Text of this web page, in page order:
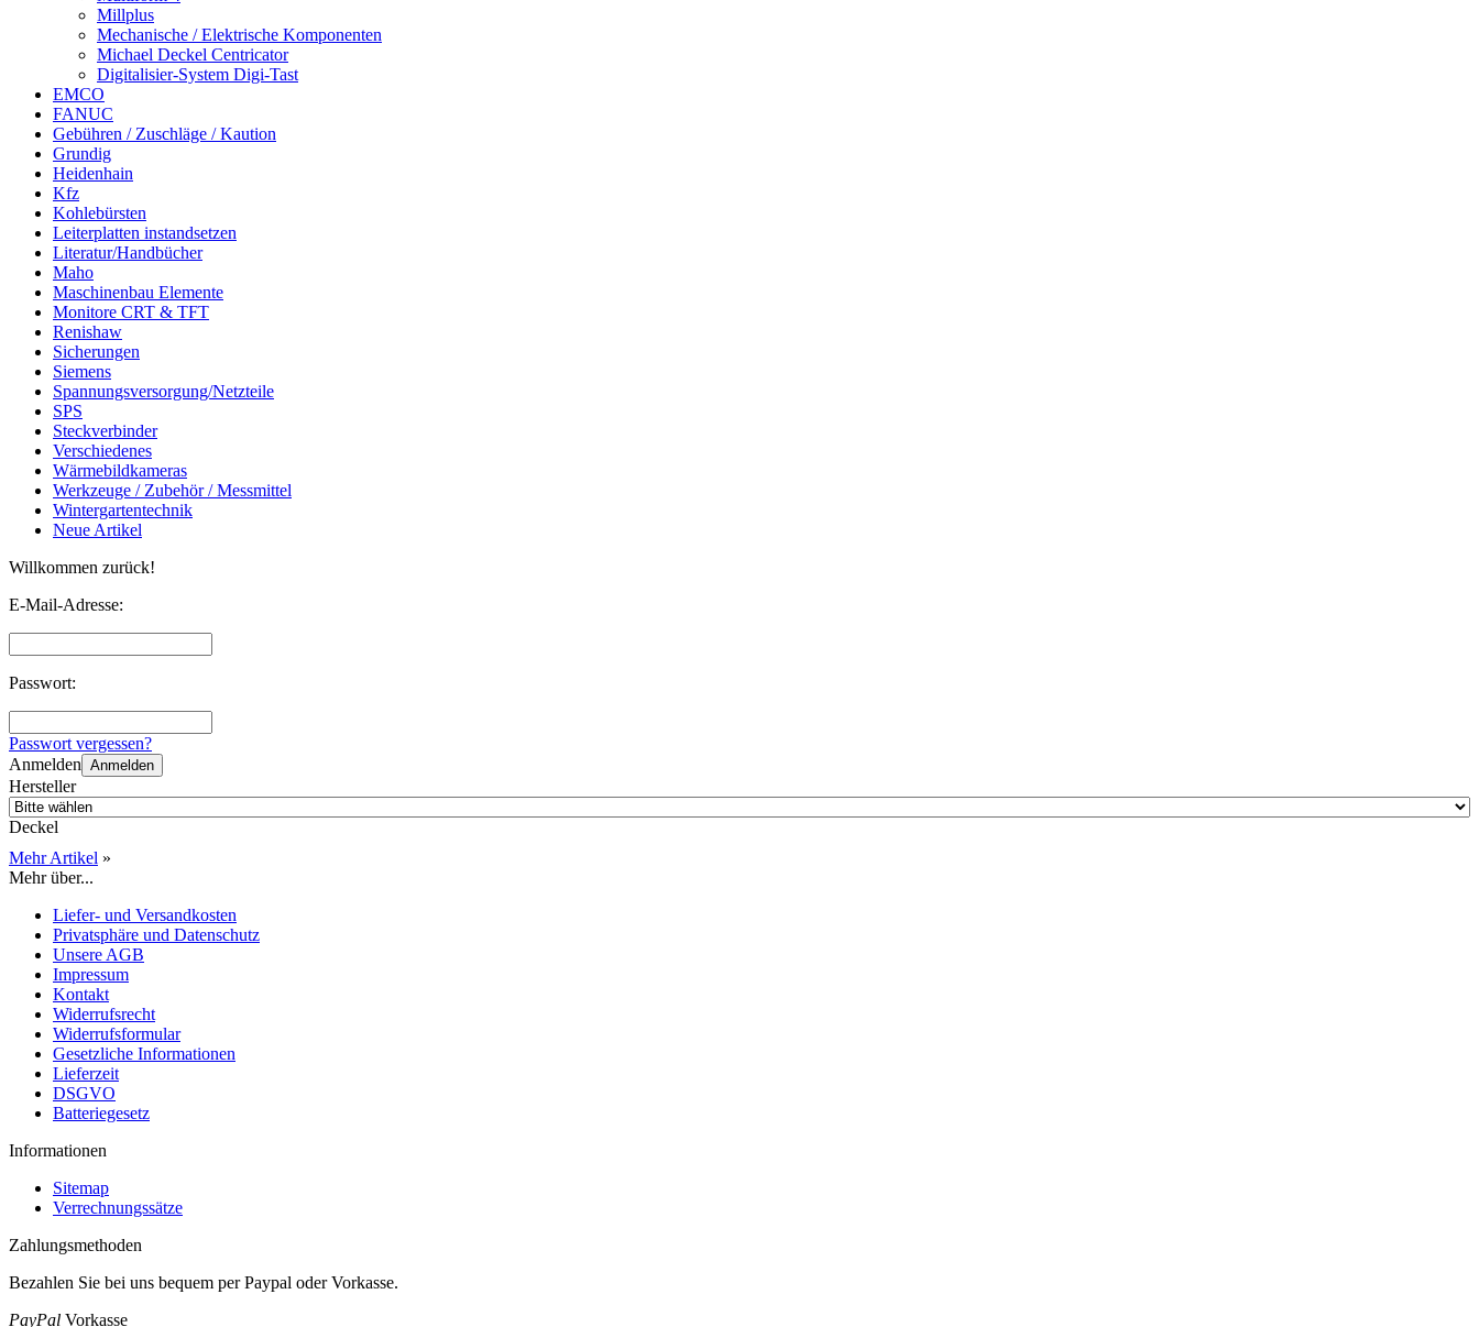
Millplus
Mechanische / Elektrische Komponenten
Michael Deckel Centricator
Digitalisier-System Digi-Tast
EMCO
FANUC
Gebühren / Zuschläge / Kaution
Grundig
Heidenhain
Kfz
Kohlebürsten
Leiterplatten instandsetzen
Literatur/Handbücher
Maho
Maschinenbau Elemente
Monitore CRT & TFT
Renishaw
Sicherungen
Siemens
Spannungsversorgung/Netzteile
SPS
Steckverbinder
Verschiedenes
Wärmebildkameras
Werkzeuge / Zubehör / Messmittel
Wintergartentechnik
Neue Artikel
Willkommen zurück!
E-Mail-Adresse:
Passwort:
Passwort vergessen?
Anmelden Anmelden
Hersteller
Deckel
Mehr Artikel »
Mehr über...
Liefer- und Versandkosten
Privatsphäre und Datenschutz
Unsere AGB
Impressum
Kontakt
Widerrufsrecht
Widerrufsformular
Gesetzliche Informationen
Lieferzeit
DSGVO
Batteriegesetz
Informationen
Sitemap
Verrechnungssätze
Zahlungsmethoden
Bezahlen Sie bei uns bequem per Paypal oder Vorkasse.
PayPal Vorkasse